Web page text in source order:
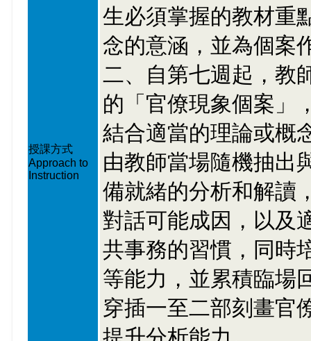
授課方式
Approach to
Instruction
生必須掌握的教材重
念的意涵，並為個案
二、自第七週起，教
的「官僚現象個案」
結合適當的理論或概
由教師當場隨機抽出
備就緒的分析和解讀
對話可能成因，以及
共事務的習慣，同時
等能力，並累積臨場
穿插一至二部刻畫官